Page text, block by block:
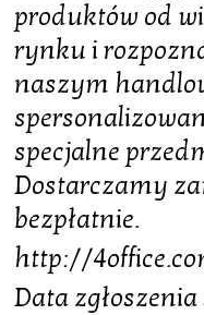
produktów od
rynku i
naszym
specjalne
Dostarczamy
bezpłatnie.
http://
Data